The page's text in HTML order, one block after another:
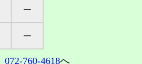
─
─
072-760-4618へ